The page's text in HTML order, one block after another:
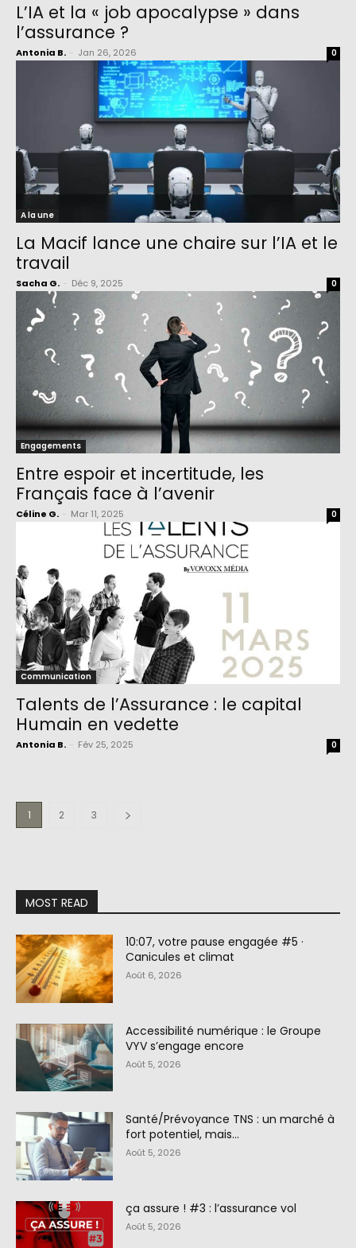
L’IA et la « job apocalypse » dans
l’assurance ?
Antonia B. Jan 26, 2026 0
A la une
La Macif lance une chaire sur l’IA et le
travail
Sacha G. Déc 9, 2025 0
Engagements
Entre espoir et incertitude, les
Français face à l’avenir
Céline G. Mar 11, 2025 0
Communication
Talents de l’Assurance : le capital
Humain en vedette
Antonia B. Fév 25, 2025 0
1 2 3
MOST READ
10:07, votre pause engagée #5 ·
Canicules et climat
Août 6, 2026
Accessibilité numérique : le Groupe
VYV s’engage encore
Août 5, 2026
Santé/Prévoyance TNS : un marché à
fort potentiel, mais…
Août 5, 2026
ça assure ! #3 : l’assurance vol
Août 5, 2026